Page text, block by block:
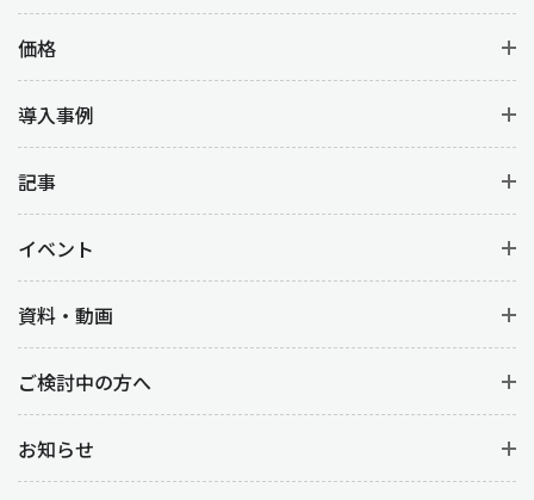
価格
導入事例
記事
イベント
資料・動画
ご検討中の方へ
お知らせ